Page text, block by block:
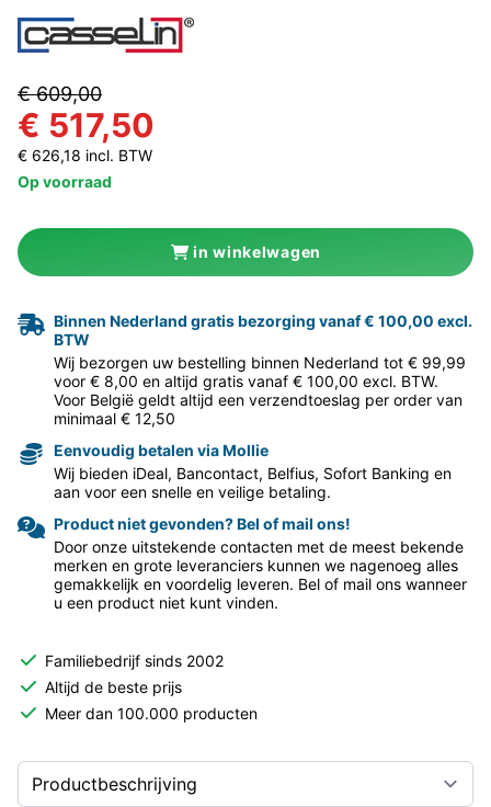
€ 609,00
€ 517,50
€ 626,18 incl. BTW
Op voorraad
in winkelwagen
Binnen Nederland gratis bezorging vanaf € 100,00 excl.
BTW
Wij bezorgen uw bestelling binnen Nederland tot € 99,99
voor € 8,00 en altijd gratis vanaf € 100,00 excl. BTW.
Voor België geldt altijd een verzendtoeslag per order van
minimaal € 12,50
Eenvoudig betalen via Mollie
Wij bieden iDeal, Bancontact, Belfius, Sofort Banking en
aan voor een snelle en veilige betaling.
Product niet gevonden? Bel of mail ons!
Door onze uitstekende contacten met de meest bekende
merken en grote leveranciers kunnen we nagenoeg alles
gemakkelijk en voordelig leveren. Bel of mail ons wanneer
u een product niet kunt vinden.
Familiebedrijf sinds 2002
Altijd de beste prijs
Meer dan 100.000 producten